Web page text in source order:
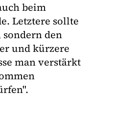
beim
Letztere sollte
den
und kürzere
man verstärkt